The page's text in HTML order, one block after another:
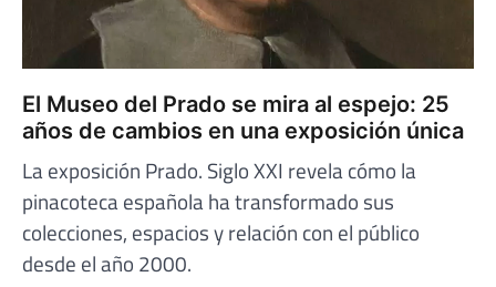
El Museo del Prado se mira al espejo: 25
años de cambios en una exposición única
La exposición Prado. Siglo XXI revela cómo la
pinacoteca española ha transformado sus
colecciones, espacios y relación con el público
desde el año 2000.